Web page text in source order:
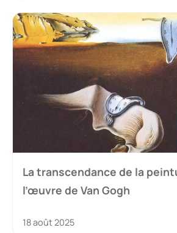
La transcendance de la
l’œuvre de Van Gogh
18 août 2025